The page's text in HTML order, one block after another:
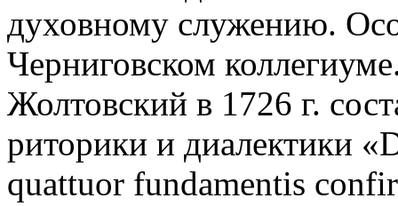
духовному служению.
Черниговском
Жолтовский в 1726 г.
риторики и диалектики
quattuor fundamentis